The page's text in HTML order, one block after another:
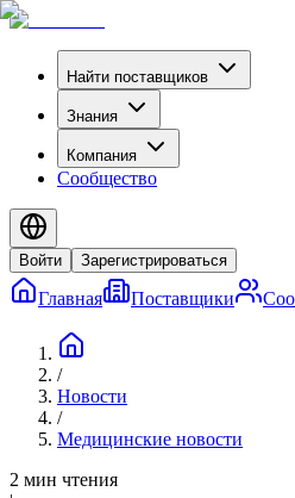
Найти поставщиков
Знания
Компания
Сообщество
Войти Зарегистрироваться
Главная Поставщики
/
Новости
/
Медицинские новости
2 мин чтения